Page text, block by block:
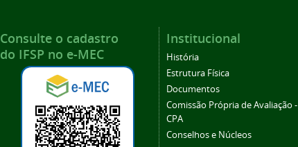
Consulte o cadastro
do IFSP no e-MEC
Institucional
História
Estrutura Física
Documentos
Comissão Própria de Avaliação -
CPA
Conselhos e Núcleos